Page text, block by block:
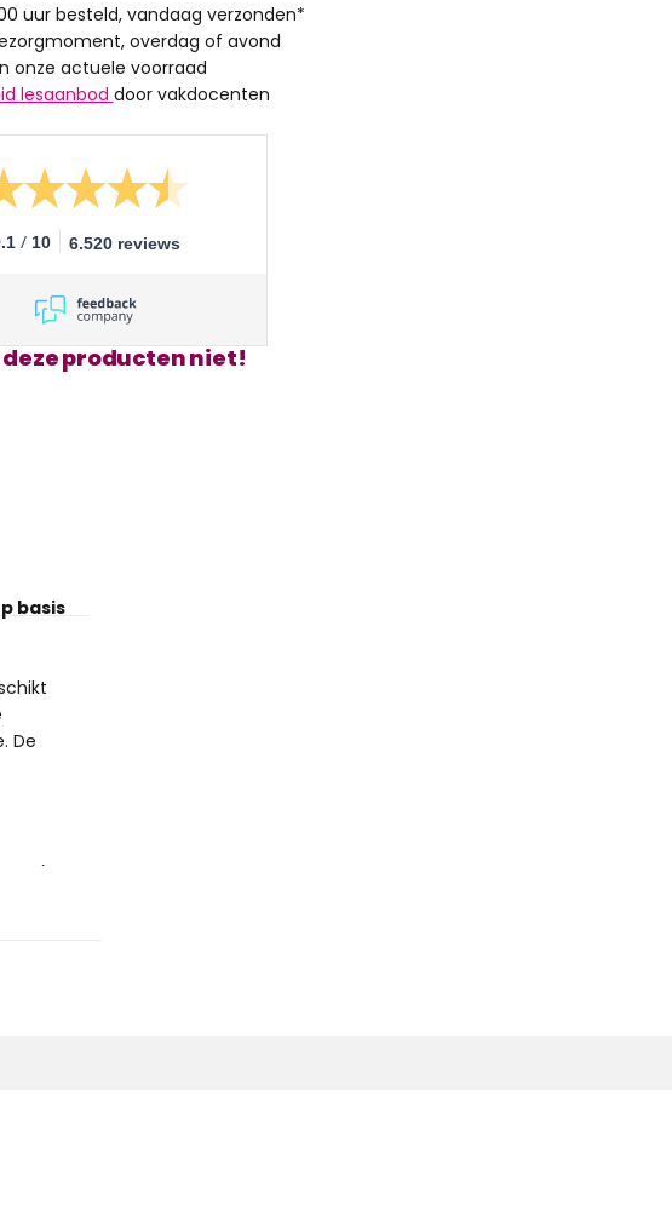
uur besteld, vandaag verzonden*
overdag of avond
onze actuele voorraad
lesaanbod door vakdocenten
/ 10 6.520 reviews
producten niet!
basis
De
of